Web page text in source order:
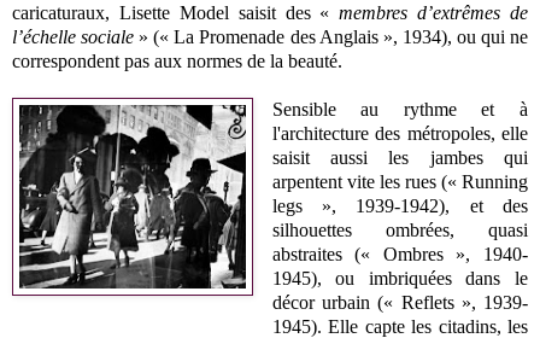
caricaturaux, Lisette Model saisit des «membres d’extrêmes de
l’échelle sociale » (« La Promenade des Anglais », 1934), ou qui ne
correspondent pas aux normes de la beauté.
Sensible au rythme et à
l'architecture des métropoles, elle
saisit aussi les jambes qui
arpentent vite les rues (« Running
legs », 1939-1942), et des
silhouettes ombrées, quasi
abstraites (« Ombres », 1940-
1945), ou imbriquées dans le
décor urbain (« Reflets », 1939-
1945). Elle capte les citadins, les